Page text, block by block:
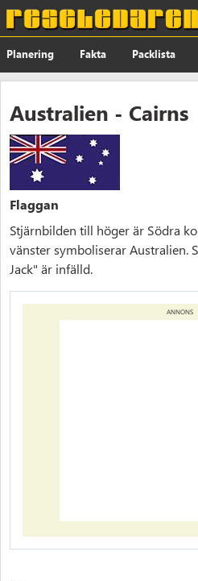
Planering Fakta Packlista
Australien - Cairns
Flaggan
Stjärnbilden till höger är Södra
vänster symboliserar Australien.
Jack" är infälld.
ANNONS